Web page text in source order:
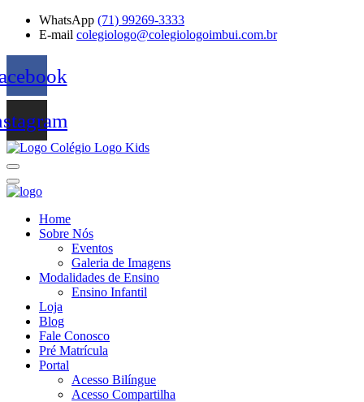
WhatsApp (71) 99269-3333
E-mail colegiologo@colegiologoimbui.com.br
Home
Sobre Nós
Eventos
Galeria de Imagens
Modalidades de Ensino
Ensino Infantil
Loja
Blog
Fale Conosco
Pré Matrícula
Portal
Acesso Bilíngue
Acesso Compartilha